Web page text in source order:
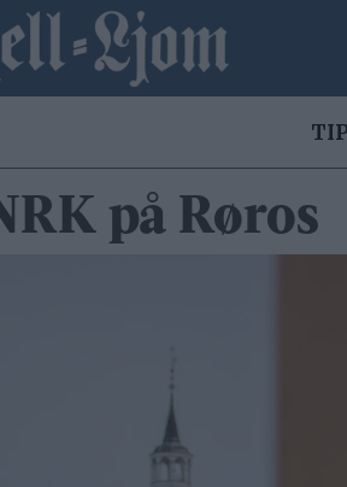
på Røros